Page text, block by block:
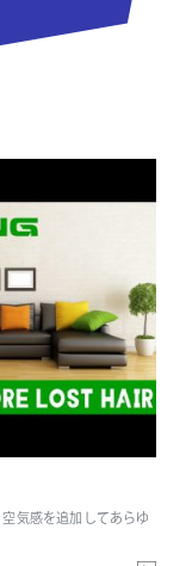
気感を追加してあらゆ